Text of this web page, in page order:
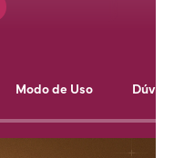
Modo de Uso